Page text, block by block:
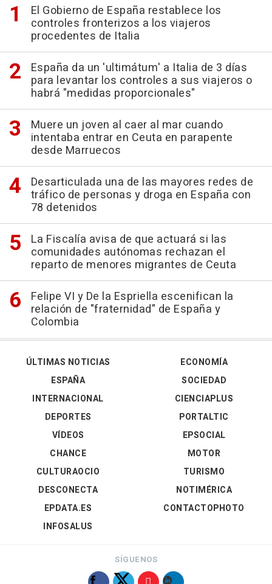
El Gobierno de España restablece los
controles fronterizos a los viajeros
procedentes de Italia
España da un 'ultimátum' a Italia de 3 días
para levantar los controles a sus viajeros o
habrá "medidas proporcionales"
Muere un joven al caer al mar cuando
intentaba entrar en Ceuta en parapente
desde Marruecos
Desarticulada una de las mayores redes de
tráfico de personas y droga en España con
78 detenidos
La Fiscalía avisa de que actuará si las
comunidades autónomas rechazan el
reparto de menores migrantes de Ceuta
Felipe VI y De la Espriella escenifican la
relación de "fraternidad" de España y
Colombia
ÚLTIMAS NOTICIAS
ESPAÑA
INTERNACIONAL
DEPORTES
VÍDEOS
ECONOMÍA
SOCIEDAD
CIENCIAPLUS
PORTALTIC
EPSOCIAL
CHANCE
CULTURAOCIO
DESCONECTA
EPDATA.ES
INFOSALUS
MOTOR
TURISMO
NOTIMÉRICA
CONTACTOPHOTO
SÍGUENOS